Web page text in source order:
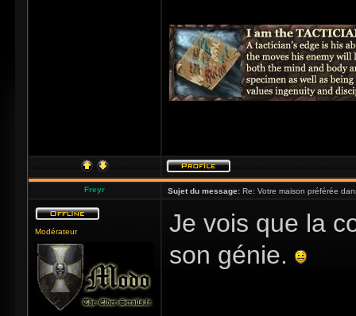
Freyr Sujet du message: Re: Votre maison préférée
Modérateur
Je vois que la
son génie.